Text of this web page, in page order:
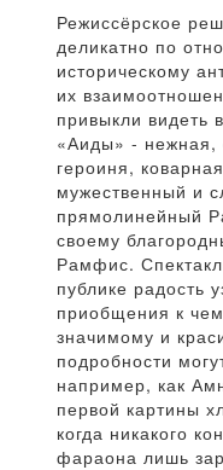
Режиссёрское
деликатно по
историческому
их
привыкли видеть
«Аиды» - нежная,
героиня,
мужественный и
прямолинейный
своему
Рамфис.
публике радость
приобщения к
значимому и
подробности
например, как
первой картины
когда никакого
фараона лишь